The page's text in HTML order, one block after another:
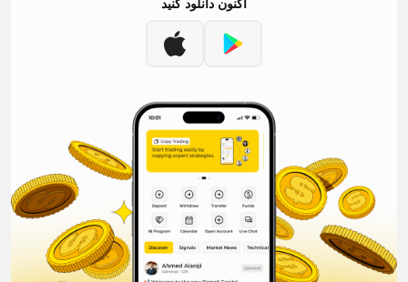
اکنون دانلود کنید